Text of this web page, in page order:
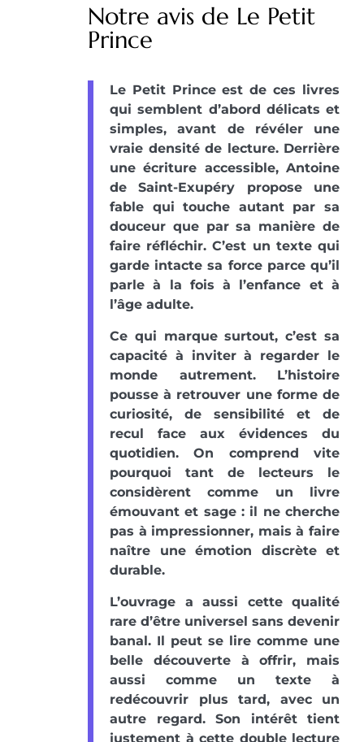
Notre avis de Le Petit
Prince
Le Petit Prince est de ces livres
qui semblent d’abord délicats et
simples, avant de révéler une
vraie densité de lecture. Derrière
une écriture accessible, Antoine
de Saint-Exupéry propose une
fable qui touche autant par sa
douceur que par sa manière de
faire réfléchir. C’est un texte qui
garde intacte sa force parce qu’il
parle à la fois à l’enfance et à
l’âge adulte.
Ce qui marque surtout, c’est sa
capacité à inviter à regarder le
monde autrement. L’histoire
pousse à retrouver une forme de
curiosité, de sensibilité et de
recul face aux évidences du
quotidien. On comprend vite
pourquoi tant de lecteurs le
considèrent comme un livre
émouvant et sage : il ne cherche
pas à impressionner, mais à faire
naître une émotion discrète et
durable.
L’ouvrage a aussi cette qualité
rare d’être universel sans devenir
banal. Il peut se lire comme une
belle découverte à offrir, mais
aussi comme un texte à
redécouvrir plus tard, avec un
autre regard. Son intérêt tient
justement à cette double lecture